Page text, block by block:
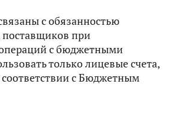
с обязанностью
при
с бюджетными
только лицевые счета,
с Бюджетным